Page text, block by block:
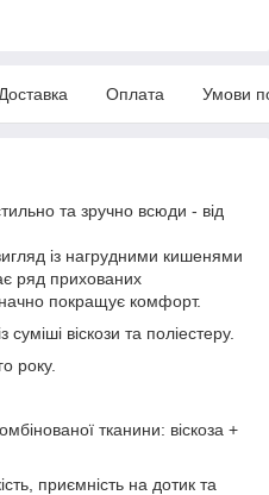
Доставка Оплата Умови
та зручно всюди - від
із нагрудними кишенями
ряд прихованих
покращує комфорт.
віскози та поліестеру.
року.
тканини: віскоза +
приємність на дотик та